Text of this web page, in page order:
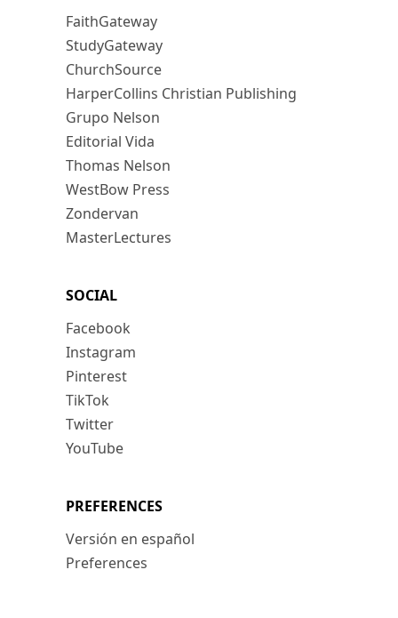
FaithGateway
StudyGateway
ChurchSource
HarperCollins Christian Publishing
Grupo Nelson
Editorial Vida
Thomas Nelson
WestBow Press
Zondervan
MasterLectures
SOCIAL
Facebook
Instagram
Pinterest
TikTok
Twitter
YouTube
PREFERENCES
Versión en español
Preferences